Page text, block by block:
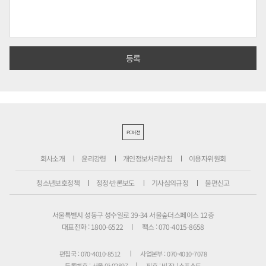
PC버전
회사소개 윤리강령 개인정보처리방침 이용자위원회
청소년보호정책 정정·반론보도 기사심의규정 불편신고
서울특별시 성동구 성수일로 39-34 서울숲더스페이스 12층
대표전화 : 1800-6522
팩스 : 070-4015-8658
편집국 : 070-4010-8512
사업본부 : 070-4010-7078